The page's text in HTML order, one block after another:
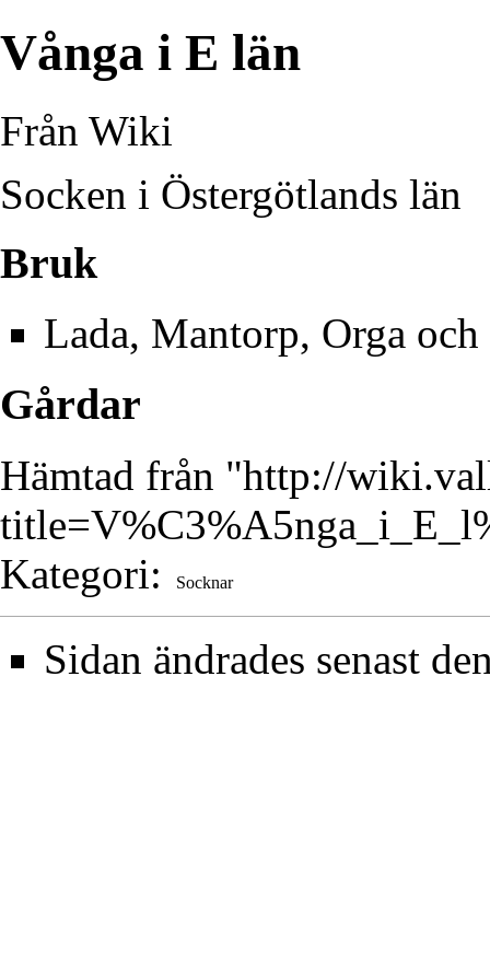
Vånga i E län
Från Wiki
Socken i Östergötlands län
Bruk
Lada, Mantorp, Orga och
Gårdar
Hämtad från "http://
Kategori: Socknar
Sidan ändrades senast